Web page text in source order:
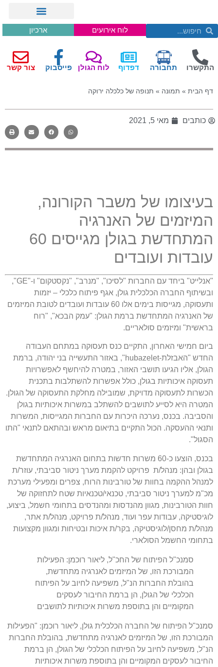
לוח אירועים ארכיון
התקשרו תחבורה דפדוף לוח הגולן פייסבוק צור קשר
דף הבית » תמונה » תנופה של כלכלה ירוקה
כותבים מאי 5, 2021
בעיצומו של משבר הקורונה,
המיזמים של האנרגיה
המתחדשת בגולן מגייסים
עובדות ועובדים
"אנלייט" ביחד עם החברות "לסיכו", "מנרב", "נקסטקום" ו-"GE",
ובשיתוף החברה הכלכלית גולן, אגף פיתוח כלכלי – יזמות
ותעסוקה, מגייסות בימים אלו
עובדות ועובדים לטובת המיזמים
של האנרגיה המתחדשת ברמת הגולן: "עמק הבכא", "רוח
בראשית" ומיזמים סולאריים.
ביום חמישי האחרון, התקיים כנס תעסוקה במתחם העבודה
החדש "האבזלת-hubazelet", באזור התעשייה בני יהודה, ברמת
הגולן, אליו הגיעו תושבי האזור, במטרה להיחשף לאפשרויות
תעסוקה איכותיות בגולן, כולל אפשרות להשתלבות בתכנית
הכשרות לתעסוקה מדויקת, שמובילה מחלקת התעסוקה של הגולן.
המטרה היא לסייע לתושבים להשתלב במשרות איכותיות בגולן
והסביבה. בכנס, נערכה היכרות עם החברות המגייסות, המשרות
ותנאי ההעסקה. הכול התקיים בתיאום מראש ובהתאם לתנאי "התו
הסגול".
בכנס, הוצעו כ-60
משרות חדשות בתחום האנרגיה המתחדשת
בגולן ובהן: מנהל/ת פרויקט להקמת מערך ניטור סביבתי, עוזר/ת
למנהל ההקמה בחוות של טורבינות הרוח, צפרים ומפעילי מערכת
מכ"מ למערך ניטור סביבתי, טכנאי/טכנאיות שטח לתחזוקה של
חוות הטורבינות, מגוון מהנדסות ומהנדסים בתחומי חשמל, ביצוע,
לוגיסטיקה, עבודות עפר ועוד, מנהל/ת פרויקט, מנהל/ת אתר,
מנהל/ת מחסן/לוגיסטיקה, בקר/ת איכות ובטיחות ומגוון מקצועות
בתחומי החשמל הסולארי.
סמנכ"ל הפיתוח של החכ"ל, ליאור רוכמן: הפעילות
המבורכת הזו, של המיזמים לאנרגיה מתחדשת,
בהובלת החברות הנ"ל, משפיעה לחיוב על הפיתוח
הכלכלי של הגולן, הן ברמת החיבור לעסקים
המקומיים והן בתוספת משרות איכותיות לתושבים
סמנכ"ל הפיתוח של החברה הכלכלית גולן, ליאור רוכמן: "הפעילות
המבורכת הזו, של המיזמים לאנרגיה מתחדשת, בהובלת החברות
הנ"ל, משפיעה לחיוב על הפיתוח הכלכלי של הגולן, הן ברמת
החיבור לעסקים המקומיים והן בתוספת משרות איכותיות